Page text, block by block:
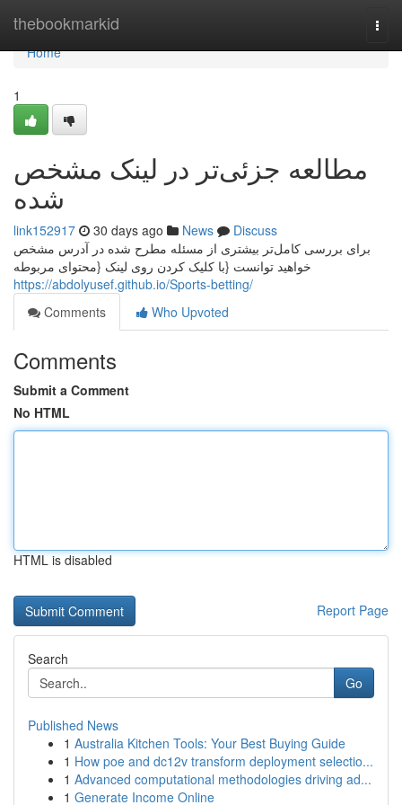
thebookmarkid
Home
Home
1
مطالعه جزئی‌تر در لینک مشخص
شده
link152917 30 days ago News
Discuss
برای بررسی کامل‌تر بیشتری از مسئله مطرح شده در آدرس مشخص
خواهید توانست {با کلیک کردن روی لینک {محتوای مربوطه
https://abdolyusef.github.io/Sports-betting/
Comments
Who Upvoted
Comments
Submit a Comment
No HTML
HTML is disabled
Report Page
Search
Go
Published News
1 Australia Kitchen Tools: Your Best Buying Guide
1 How poe and dc12v transform deployment selectio...
1 Advanced computational methodologies driving ad...
1 Generate Income Online